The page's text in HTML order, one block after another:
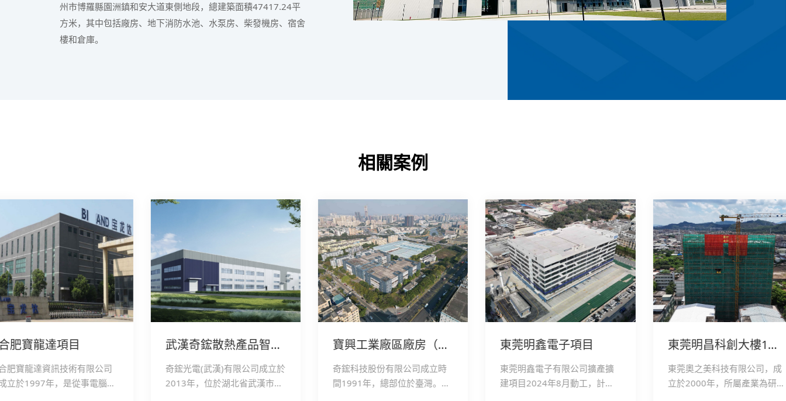
州市博羅縣園洲鎮和安大道東側地段，總建築面積47417.24平
方米，其中包括廠房、地下消防水池、水泵房、柴發機房、宿舍
樓和倉庫。
相關案例
肥寶龍達項目
肥寶龍達資訊技術有限公司
立於1997年，是從事電腦高
武漢奇鋐散熱產品智慧化生產項目
奇鋐光電(武漢)有限公司成立於
2013年，位於湖北省武漢市，
寶興工業廠區廠房（二期）裝修工程
奇鋐科技股份有限公司成立時
間1991年，總部位於臺灣。研
東莞明鑫電子項目
東莞明鑫電子有限公司擴產擴
建項目2024年8月動工，計劃
東莞明昌科創大樓1號廠房項目
東莞奧之美科技有限公司，成
立於2000年，所屬產業為研究